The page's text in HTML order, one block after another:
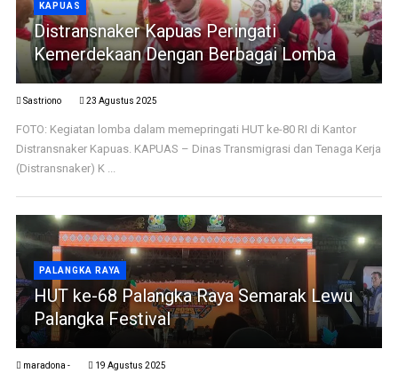
KAPUAS
Distransnaker Kapuas Peringati
Kemerdekaan Dengan Berbagai Lomba
Sastriono 23 Agustus 2025
FOTO: Kegiatan lomba dalam memepringati HUT ke-80 RI di Kantor
Distransnaker Kapuas. KAPUAS – Dinas Transmigrasi dan Tenaga Kerja
(Distransnaker) K ...
PALANGKA RAYA
HUT ke-68 Palangka Raya Semarak Lewu
Palangka Festival
maradona - 19 Agustus 2025